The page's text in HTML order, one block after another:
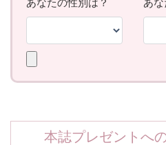
本誌プレゼントへ